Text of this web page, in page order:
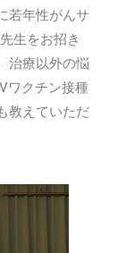
若年性がんサ
生をお招き
治療以外の悩
ワクチン接種
教えていただ